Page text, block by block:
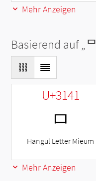
Mehr Anzeigen
Basierend auf „ᄆ
U+3141
ㅁ
Hangul Letter Mieum
Mehr Anzeigen